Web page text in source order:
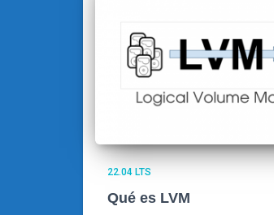
22.04 LTS
Qué es LVM